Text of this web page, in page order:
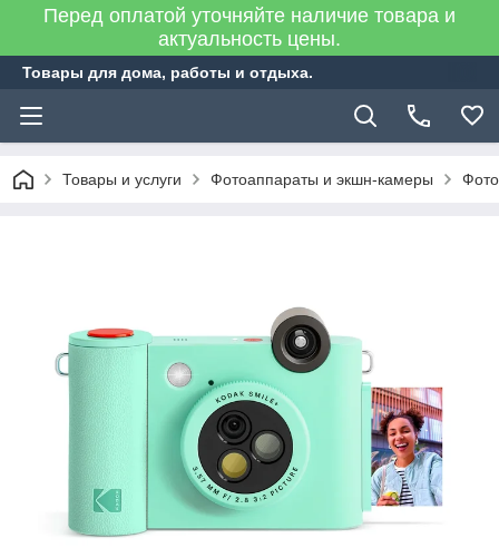
Перед оплатой уточняйте наличие товара и
актуальность цены.
Товары для дома, работы и отдыха.
Товары и услуги Фотоаппараты и экшн-камеры